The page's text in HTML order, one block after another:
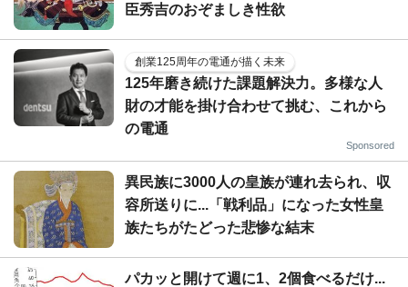
臣秀吉のおぞましき性欲
創業125周年の電通が描く未来
125年磨き続けた課題解決力。多様な人
財の才能を掛け合わせて挑む、これから
の電通
Sponsored
異民族に3000人の皇族が連れ去られ、収
容所送りに...「戦利品」になった女性皇
族たちがたどった悲惨な結末
パカッと開けて週に1、2個食べるだけ...